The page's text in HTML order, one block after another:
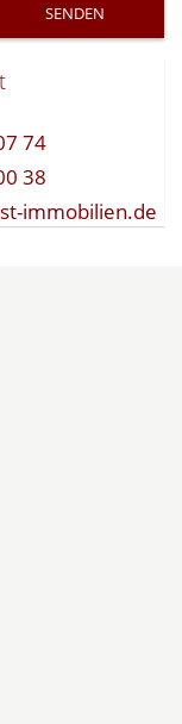
74
38
immobilien.de